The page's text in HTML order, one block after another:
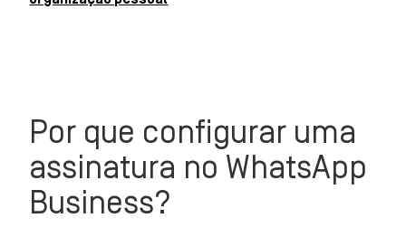
Por que configurar uma
assinatura no WhatsApp
Business?